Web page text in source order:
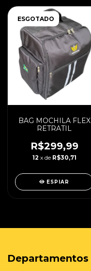
ESGOTADO
BAG MOCHILA FLEX
RETRATIL
R$299,99
12 x de R$30,71
ESPIAR
Departamentos